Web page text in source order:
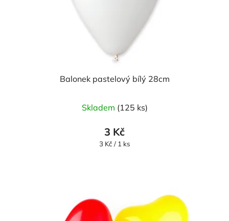
Balonek pastelový bílý 28cm
Skladem (125 ks)
3 Kč
Měrná
3 Kč / 1 ks